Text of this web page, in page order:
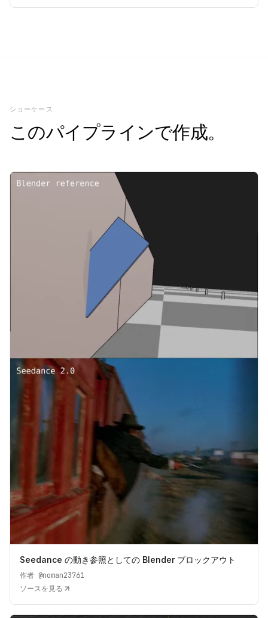
ショーケース
このパイプラインで作成。
Seedance の動き参照としての Blender ブロックアウト
作者 @noman23761
ソースを見る